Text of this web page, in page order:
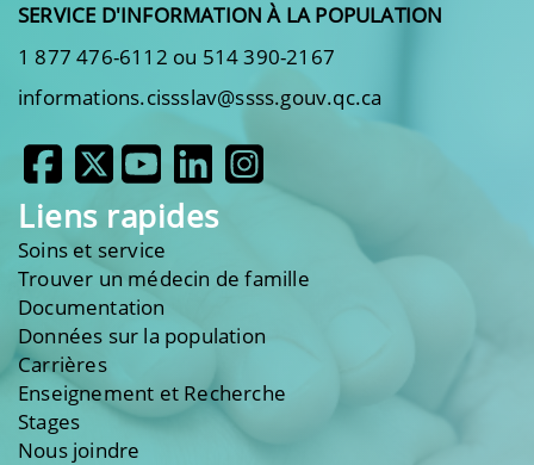
SERVICE D'INFORMATION À LA POPULATION
1 877 476-6112 ou 514 390-2167
informations.cissslav@ssss.gouv.qc.ca
Liens rapides
Soins et service
Trouver un médecin de famille
Documentation
Données sur la population
Carrières
Enseignement et Recherche
Stages
Nous joindre